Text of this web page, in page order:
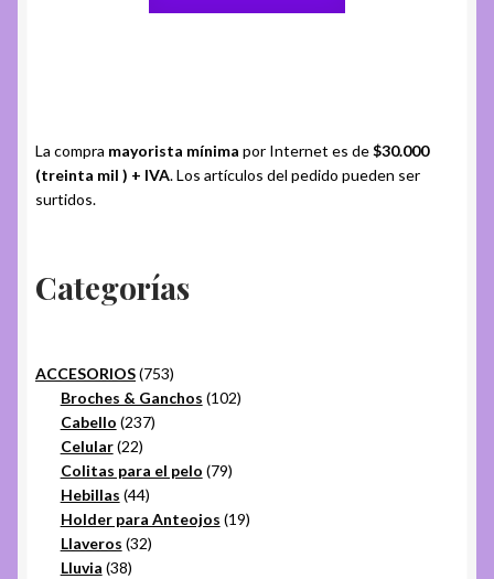
La compra mayorista mínima por Internet es de$30.000
(treinta mil ) + IVA. Los artículos del pedido pueden ser
surtidos.
Categorías
ACCESORIOS 753753
productos
Broches & Ganchos 102102
Cabello 237237
Celular 2222
productos
Colitas para el pelo 7979
Hebillas 4444
productos
Holder para Anteojos 1919
Llaveros 3232
Lluvia 3838